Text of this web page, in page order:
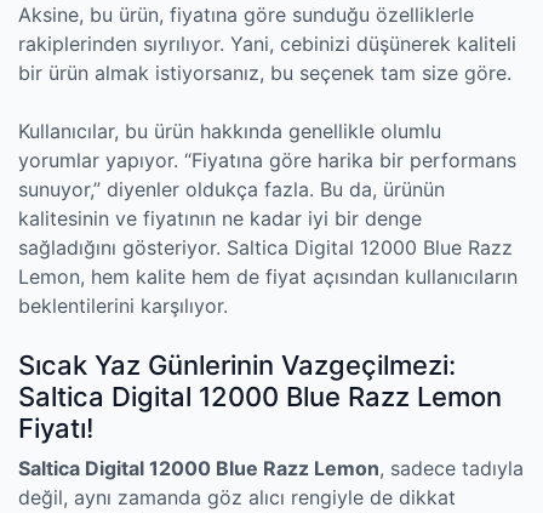
Aksine, bu ürün, fiyatına göre sunduğu özelliklerle
rakiplerinden sıyrılıyor. Yani, cebinizi düşünerek kaliteli
bir ürün almak istiyorsanız, bu seçenek tam size göre.
Kullanıcılar, bu ürün hakkında genellikle olumlu
yorumlar yapıyor. “Fiyatına göre harika bir performans
sunuyor,” diyenler oldukça fazla. Bu da, ürünün
kalitesinin ve fiyatının ne kadar iyi bir denge
sağladığını gösteriyor. Saltica Digital 12000 Blue Razz
Lemon, hem kalite hem de fiyat açısından kullanıcıların
beklentilerini karşılıyor.
Sıcak Yaz Günlerinin Vazgeçilmezi:
Saltica Digital 12000 Blue Razz Lemon
Fiyatı!
Saltica Digital 12000 Blue Razz Lemon, sadece tadıyla
değil, aynı zamanda göz alıcı rengiyle de dikkat